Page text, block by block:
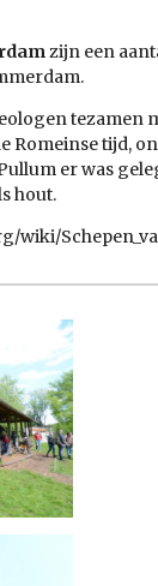
zijn een
tezamen
Romeinsetijd,
er was
hout.
wiki/